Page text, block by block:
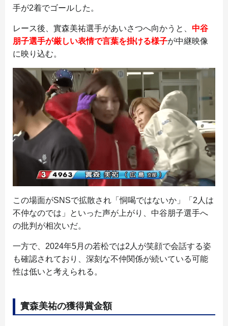
手が2着でゴールした。
レース後、實森美祐選手があいさつへ向かうと、 中谷
朋子選手が厳しい表情で言葉を掛ける様子が中継映像
に映り込む。
この場面がSNSで拡散され「恫喝ではないか」「2人は
不仲なのでは」といった声が上がり、中谷朋子選手へ
の批判が相次いだ。
一方で、2024年5月の若松では2人が笑顔で会話する姿
も確認されており、深刻な不仲関係が続いている可能
性は低いと考えられる。
實森美祐の獲得賞金額